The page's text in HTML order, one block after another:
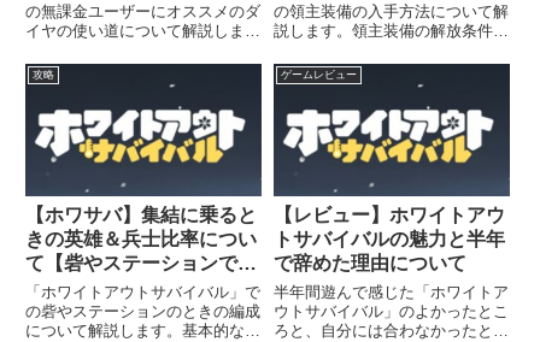
の無課金ユーザーにオススメのダ
イヤの使い道について解説しま
使い道として1番オススメなのは
「ラッキールーレット」です。ラ
ッキールーレットはダイヤで
SSR英雄の欠片が獲得できるイ
ベント...
の領主装備の入手方法について解
説します。領主装備の解放条件領
れます。領主装備を強化すると、
盾・槍・弓の攻撃力と防御力が上
昇し、総力も大幅にアップしま
す。領主装備の入手方法「強靭
な...
攻略
【ホワサバ】集結に乗ると
きの英雄＆兵士比率につい
て【砦やステーションで使
える基本の編成】
「ホワイトアウトサバイバル」で
の砦やステーションのときの編成
について解説します。基本的な英
ゲームレビュー
【レビュー】ホワイトアウ
トサバイバルの魅力と半年
で辞めた理由について
半年間遊んで感じた「ホワイトア
ウトサバイバル」のよかったとこ
ろと、自分には合わなかったとこ